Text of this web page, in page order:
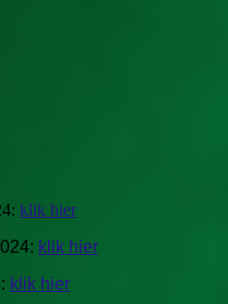
klik hier
klik hier
klik hier